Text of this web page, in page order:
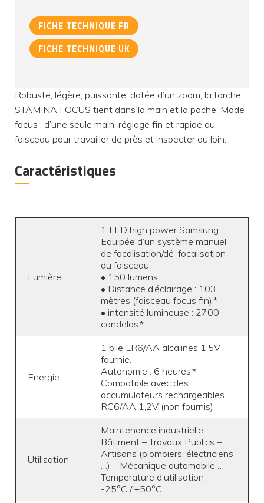
FICHE TECHNIQUE FR
FICHE TECHNIQUE UK
Robuste, légère, puissante, dotée d’un zoom, la torche
STAMINA FOCUS tient dans la main et la poche. Mode
focus : d’une seule main, réglage fin et rapide du
faisceau pour travailler de près et inspecter au loin.
Caractéristiques
Lumière
1 LED high power Samsung.
Equipée d’un système manuel
de focalisation/dé-focalisation
du faisceau.
• 150 lumens.
• Distance d’éclairage : 103
mètres (faisceau focus fin).*
• intensité lumineuse : 2700
candelas.*
Energie
1 pile LR6/AA alcalines 1,5V
fournie.
Autonomie : 6 heures.*
Compatible avec des
accumulateurs rechargeables
RC6/AA 1,2V (non fournis).
Utilisation
Maintenance industrielle –
Bâtiment – Travaux Publics –
Artisans (plombiers, électriciens
…) – Mécanique automobile …
Température d’utilisation :
-25°C / +50°C.